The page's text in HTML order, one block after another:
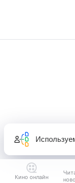
Кино онлайн